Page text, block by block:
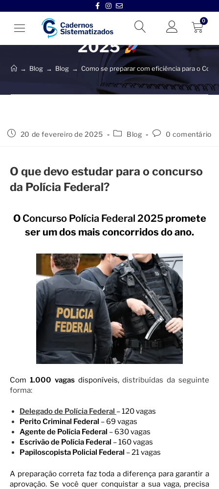
0
eficiência para o
Concurso Polícia Federal
2025
→ Blog → Blog → Como se preparar com eficiência para o
20 de fevereiro de 2025 Blog 0 comentário
O que devo estudar para o concurso
da Polícia Federal?
O Concurso Polícia Federal 2025promete
ser um dos mais concorridos do ano.
Com 1.000 vagasdisponíveis,distribuídas da seguinte
forma:
Delegado de Polícia Federal – 120 vagas
Perito Criminal Federal – 69 vagas
Agente de Polícia Federal – 630 vagas
Escrivão de Polícia Federal – 160 vagas
Papiloscopista Policial Federal – 21 vagas
A preparação correta faz toda a diferença para garantir a
aprovação. Se você quer conquistar a sua vaga, precisa